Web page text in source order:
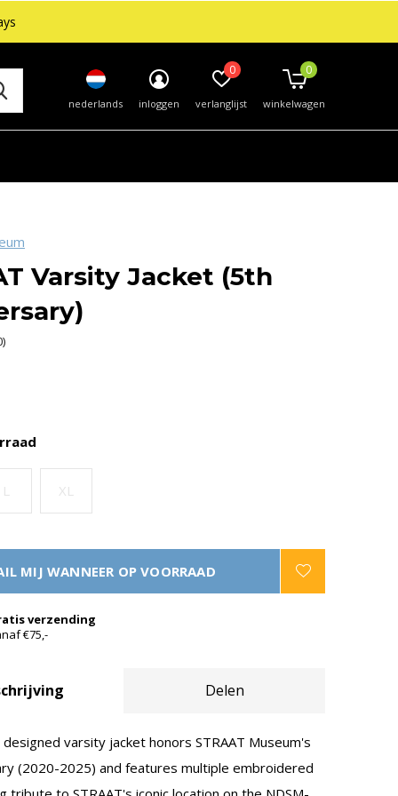
nederlands inloggen verlanglijst
0
winkelwagen
0
Varsity Jacket (5th
L XL
MIJ WANNEER OP VOORRAAD
verzending
€75,-
Delen
designed varsity jacket honors STRAAT Museum's
(2020-2025) and features multiple embroidered